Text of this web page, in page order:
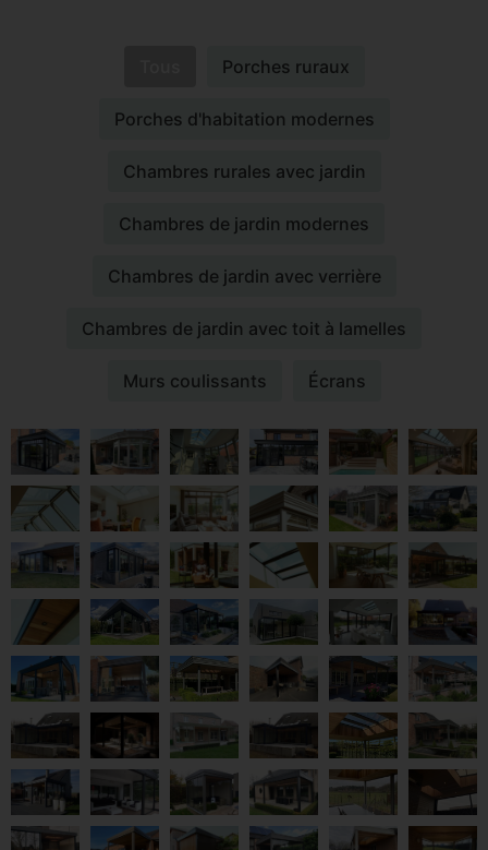
Porches ruraux
Porches d'habitation modernes
Chambres rurales avec jardin
Chambres de jardin modernes
Chambres de jardin avec verrière
Chambres de jardin avec toit à lamelles
Murs coulissants Écrans